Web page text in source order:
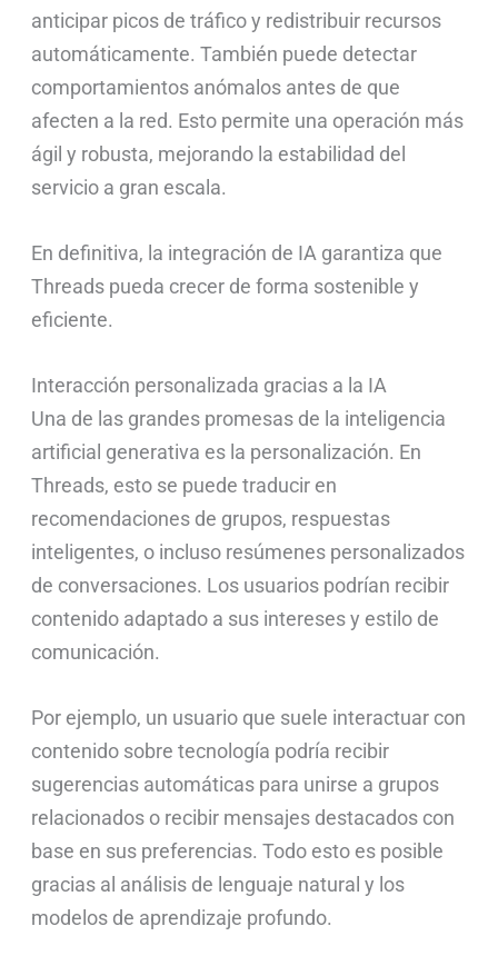
anticipar picos de tráfico y redistribuir recursos
automáticamente. También puede detectar
comportamientos anómalos antes de que
afecten a la red. Esto permite una operación más
ágil y robusta, mejorando la estabilidad del
servicio a gran escala.
En definitiva, la integración de IA garantiza que
Threads pueda crecer de forma sostenible y
eficiente.
Interacción personalizada gracias a la IA
Una de las grandes promesas de la inteligencia
artificial generativa es la personalización. En
Threads, esto se puede traducir en
recomendaciones de grupos, respuestas
inteligentes, o incluso resúmenes personalizados
de conversaciones. Los usuarios podrían recibir
contenido adaptado a sus intereses y estilo de
comunicación.
Por ejemplo, un usuario que suele interactuar con
contenido sobre tecnología podría recibir
sugerencias automáticas para unirse a grupos
relacionados o recibir mensajes destacados con
base en sus preferencias. Todo esto es posible
gracias al análisis de lenguaje natural y los
modelos de aprendizaje profundo.